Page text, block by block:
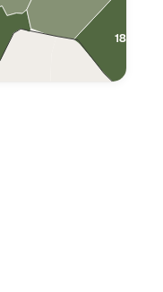
18,7 €